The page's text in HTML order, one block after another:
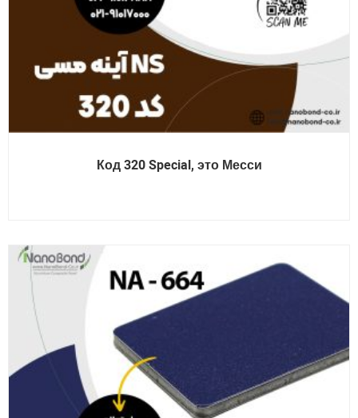
Код 320 Special, это Месси